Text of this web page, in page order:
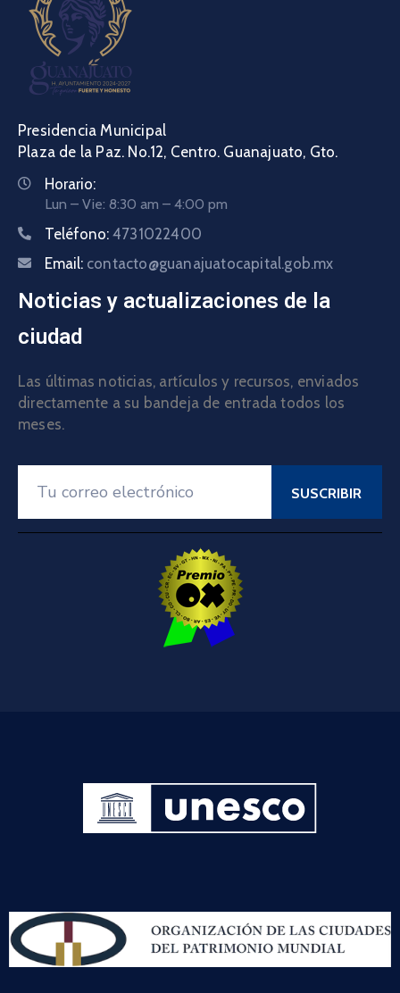
Presidencia Municipal
Plaza de la Paz. No.12, Centro. Guanajuato, Gto.
Horario:
Lun – Vie: 8:30 am – 4:00 pm
Teléfono: 4731022400
Email: contacto@guanajuatocapital.gob.mx
Noticias y actualizaciones de la
ciudad
Las últimas noticias, artículos y recursos, enviados
directamente a su bandeja de entrada todos los
meses.